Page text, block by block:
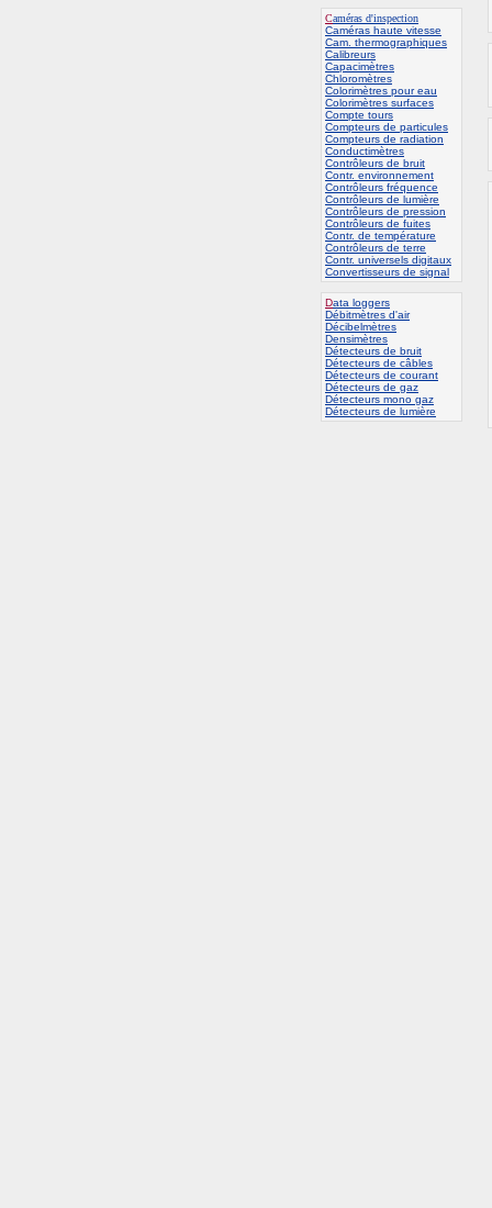
Caméras d'inspection
Caméras haute vitesse
Cam. thermographiques
Calibreurs
Capacimètres
Chloromètres
Colorimètres pour eau
Colorimètres surfaces
Compte tours
Compteurs de particules
Compteurs de radiation
Conductimètres
Contrôleurs de bruit
Contr. environnement
Contrôleurs fréquence
Contrôleurs de lumière
Contrôleurs de pression
Contrôleurs de fuites
Contr. de température
Contrôleurs de terre
Contr. universels digitaux
Convertisseurs de signal
Data loggers
Débitmètres d'air
Décibelmètres
Densimètres
Détecteurs de bruit
Détecteurs de câbles
Détecteurs de courant
Détecteurs de gaz
Détecteurs mono gaz
Détecteurs de lumière